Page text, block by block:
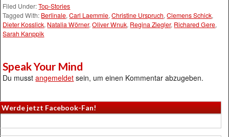
Filed Under:Top-Stories
Tagged With: Berlinale,Carl Laemmle,Christine Urspruch,Clemens Schick,
Dieter Kosslick, Natalia Wörner,Oliver Wnuk, Regina Ziegler, Richared Gere,
Sarah Kanppik
Speak Your Mind
Du musstangemeldet sein, um einen Kommentar abzugeben.
Werde jetzt Facebook-Fan!